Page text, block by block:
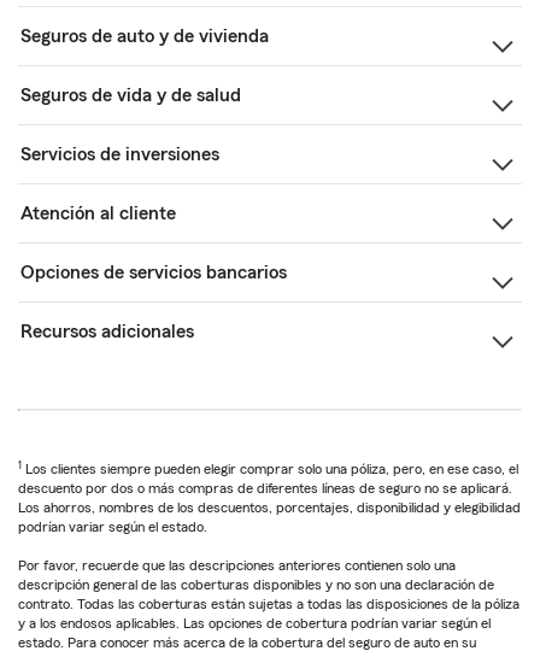
Seguros de auto y de vivienda
Seguros de vida y de salud
Servicios de inversiones
Atención al cliente
Opciones de servicios bancarios
Recursos adicionales
1 Los clientes siempre pueden elegir comprar solo una póliza, pero, en ese caso, el
descuento por dos o más compras de diferentes líneas de seguro no se aplicará.
Los ahorros, nombres de los descuentos, porcentajes, disponibilidad y elegibilidad
podrían variar según el estado.
Por favor, recuerde que las descripciones anteriores contienen solo una
descripción general de las coberturas disponibles y no son una declaración de
contrato. Todas las coberturas están sujetas a todas las disposiciones de la póliza
y a los endosos aplicables. Las opciones de cobertura podrían variar según el
estado. Para conocer más acerca de la cobertura del seguro de auto en su